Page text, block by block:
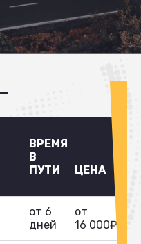
ВРЕМЯ
В
ПУТИ
ЦЕНА
от 6
дней
от
16 000₽